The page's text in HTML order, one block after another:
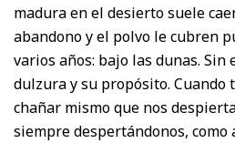
madura en el desierto suele
abandono y el polvo le cubren
varios años: bajo las dunas. Sin
dulzura y su propósito. Cuando
chañar mismo que nos
siempre despertándonos, como